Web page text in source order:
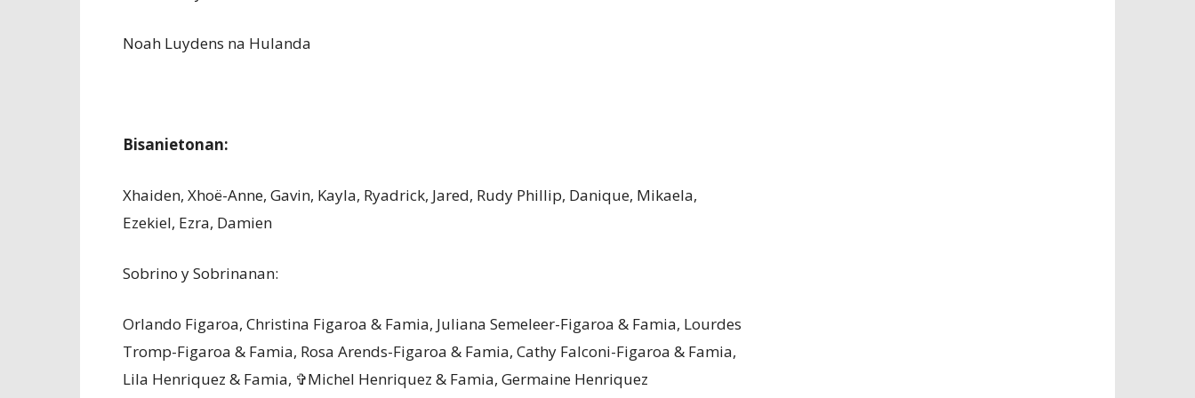
Noah Luydens na Hulanda
Bisanietonan:
Xhaiden, Xhoë-Anne, Gavin, Kayla, Ryadrick, Jared, Rudy Phillip, Danique, Mikaela,
Ezekiel, Ezra, Damien
Sobrino y Sobrinanan:
Orlando Figaroa, Christina Figaroa & Famia, Juliana Semeleer-Figaroa & Famia, Lourdes
Tromp-Figaroa & Famia, Rosa Arends-Figaroa & Famia, Cathy Falconi-Figaroa & Famia,
Lila Henriquez & Famia, ✞Michel Henriquez & Famia, Germaine Henriquez